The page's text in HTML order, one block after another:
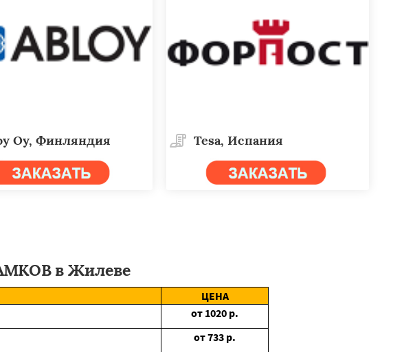
Oy, Финляндия Tesa, Испания
в Жилеве
ЦЕНА
от 1020 р.
от733 р.